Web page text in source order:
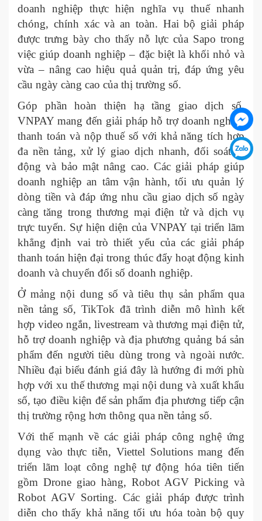
doanh nghiệp thực hiện nghĩa vụ thuế nhanh
chóng, chính xác và an toàn. Hai bộ giải pháp
được trưng bày cho thấy nỗ lực của Sapo trong
việc giúp doanh nghiệp – đặc biệt là khối nhỏ và
vừa – nâng cao hiệu quả quản trị, đáp ứng yêu
cầu ngày càng cao của thị trường số.
Góp phần hoàn thiện hạ tầng giao dịch số,
VNPAY mang đến giải pháp hỗ trợ doanh nghiệp
thanh toán và nộp thuế số với khả năng tích hợp
đa nền tảng, xử lý giao dịch nhanh, đối soát tự
động và bảo mật nâng cao. Các giải pháp giúp
doanh nghiệp an tâm vận hành, tối ưu quản lý
dòng tiền và đáp ứng nhu cầu giao dịch số ngày
càng tăng trong thương mại điện tử và dịch vụ
trực tuyến. Sự hiện diện của VNPAY tại triển lãm
khẳng định vai trò thiết yếu của các giải pháp
thanh toán hiện đại trong thúc đẩy hoạt động kinh
doanh và chuyển đổi số doanh nghiệp.
Ở mảng nội dung số và tiêu thụ sản phẩm qua
nền tảng số, TikTok đã trình diễn mô hình kết
hợp video ngắn, livestream và thương mại điện tử,
hỗ trợ doanh nghiệp và địa phương quảng bá sản
phẩm đến người tiêu dùng trong và ngoài nước.
Nhiều đại biểu đánh giá đây là hướng đi mới phù
hợp với xu thế thương mại nội dung và xuất khẩu
số, tạo điều kiện để sản phẩm địa phương tiếp cận
thị trường rộng hơn thông qua nền tảng số.
Với thế mạnh về các giải pháp công nghệ ứng
dụng vào thực tiễn, Viettel Solutions mang đến
triển lãm loạt công nghệ tự động hóa tiên tiến
gồm Drone giao hàng, Robot AGV Picking và
Robot AGV Sorting. Các giải pháp được trình
diễn cho thấy khả năng tối ưu hóa toàn bộ quy